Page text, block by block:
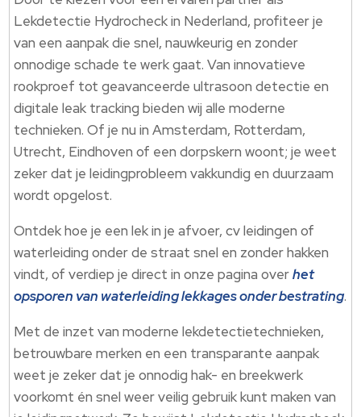
Lekdetectie Hydrocheck in Nederland, profiteer je
van een aanpak die snel, nauwkeurig en zonder
onnodige schade te werk gaat. Van innovatieve
rookproef tot geavanceerde ultrasoon detectie en
digitale leak tracking bieden wij alle moderne
technieken. Of je nu in Amsterdam, Rotterdam,
Utrecht, Eindhoven of een dorpskern woont; je weet
zeker dat je leidingprobleem vakkundig en duurzaam
wordt opgelost.
Ontdek hoe je een lek in je afvoer, cv leidingen of
waterleiding onder de straat snel en zonder hakken
vindt, of verdiep je direct in onze pagina overhet
opsporen van waterleiding lekkages onder bestrating.
Met de inzet van moderne lekdetectietechnieken,
betrouwbare merken en een transparante aanpak
weet je zeker dat je onnodig hak- en breekwerk
voorkomt én snel weer veilig gebruik kunt maken van